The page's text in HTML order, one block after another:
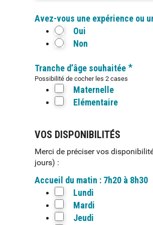
Avez-vous une expérience ou
Oui
Non
Tranche d’âge souhaitée *
Possibilité de cocher les 2 cases
Maternelle
Elémentaire
VOS DISPONIBILITÉS
Merci de préciser vos
jours) :
Accueil du matin : 7h20 à 8h30
Lundi
Mardi
Jeudi